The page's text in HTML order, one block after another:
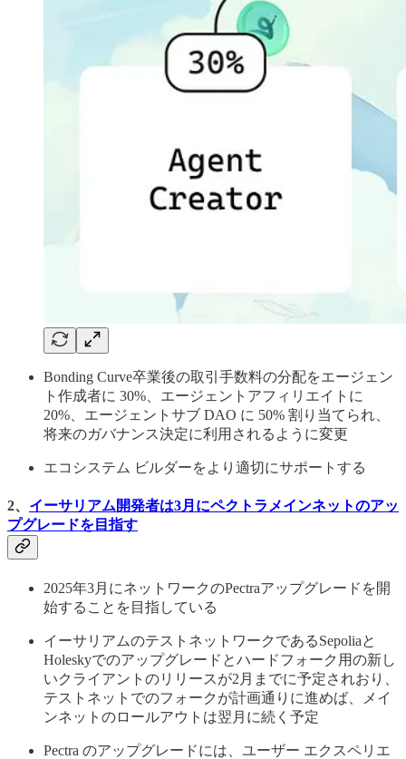
Bonding Curve卒業後の取引手数料の分配をエージェン
ト作成者に 30%、エージェントアフィリエイトに
20%、エージェントサブ DAO に 50% 割り当てられ、
将来のガバナンス決定に利用されるように変更
エコシステム ビルダーをより適切にサポートする
2、 イーサリアム開発者は3月にペクトラメインネットのアッ
プグレードを目指す
2025年3月にネットワークのPectraアップグレードを開
始することを目指している
イーサリアムのテストネットワークであるSepoliaと
Holeskyでのアップグレードとハードフォーク用の新し
いクライアントのリリースが2月までに予定されおり、
テストネットでのフォークが計画通りに進めば、メイ
ンネットのロールアウトは翌月に続く予定
Pectra のアップグレードには、ユーザー エクスペリエ